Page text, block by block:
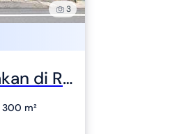
3
Rumah Disewakan di Ringroad Utara, Dekat Lottemart, Dekat Rs Hermina
300 m²